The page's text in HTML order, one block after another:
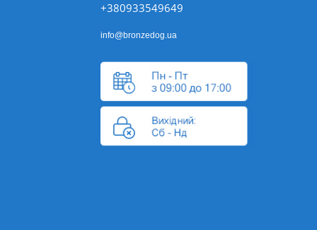
+380933549649
info@bronzedog.ua